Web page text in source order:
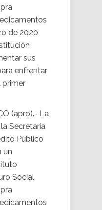
de 2020
sus
enfrentar
primer
(apro).- La
Secretaría
Público
un
Social